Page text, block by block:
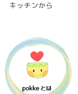
キッチンから